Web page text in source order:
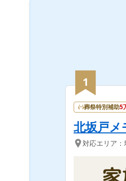
1
葬祭特別補助5
北坂戸
対応エリア：